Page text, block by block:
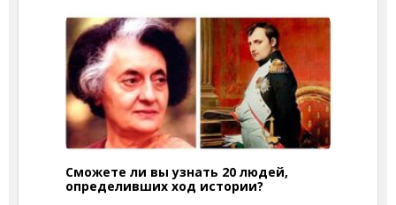
Сможете ли вы узнать 20 людей,
определивших ход истории?